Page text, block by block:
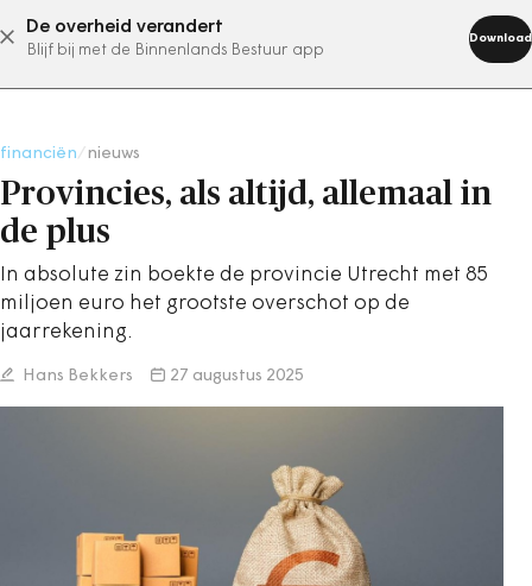
De overheid verandert
Blijf bij met de Binnenlands Bestuur app
Download
abonneer nu
financiën nieuws
Provincies, als altijd, allemaal in
de plus
In absolute zin boekte de provincie Utrecht met 85
miljoen euro het grootste overschot op de
jaarrekening.
Hans Bekkers 27 augustus 2025